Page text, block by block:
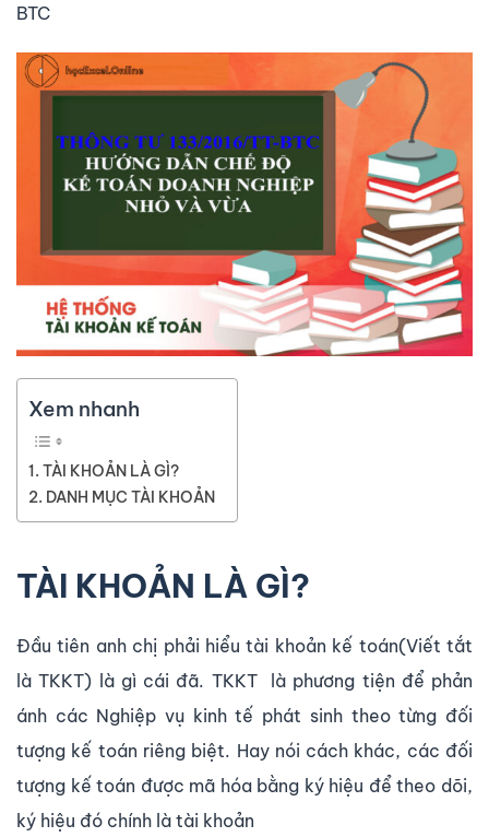
BTC
Xem nhanh
TÀI KHOẢN LÀ GÌ?
DANH MỤC TÀI KHOẢN
TÀI KHOẢN LÀ GÌ?
Đầu tiên anh chị phải hiểu tài khoản kế toán(Viết tắt
là TKKT) là gì cái đã. TKKT là phương tiện để phản
ánh các Nghiệp vụ kinh tế phát sinh theo từng đối
tượng kế toán riêng biệt. Hay nói cách khác, các đối
tượng kế toán được mã hóa bằng ký hiệu để theo dõi,
ký hiệu đó chính là tài khoản